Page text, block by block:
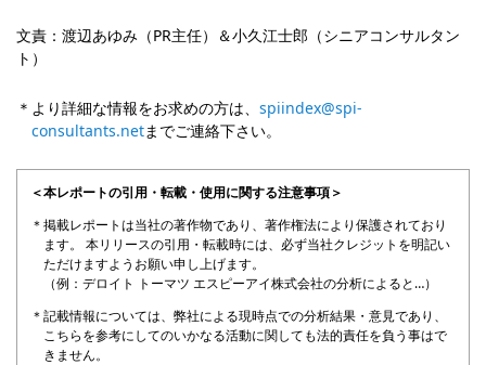
文責：渡辺あゆみ（PR主任）＆小久江士郎（シニアコンサルタン
ト）
より詳細な情報をお求めの方は、 spiindex@spi-
consultants.netまでご連絡下さい。
＜本レポートの引用・転載・使用に関する注意事項＞
掲載レポートは当社の著作物であり、著作権法により保護されており
ます。 本リリースの引用・転載時には、必ず当社クレジットを明記い
ただけますようお願い申し上げます。
（例：デロイト トーマツ エスピーアイ株式会社の分析によると…）
記載情報については、弊社による現時点での分析結果・意見であり、
こちらを参考にしてのいかなる活動に関しても法的責任を負う事はで
きません。